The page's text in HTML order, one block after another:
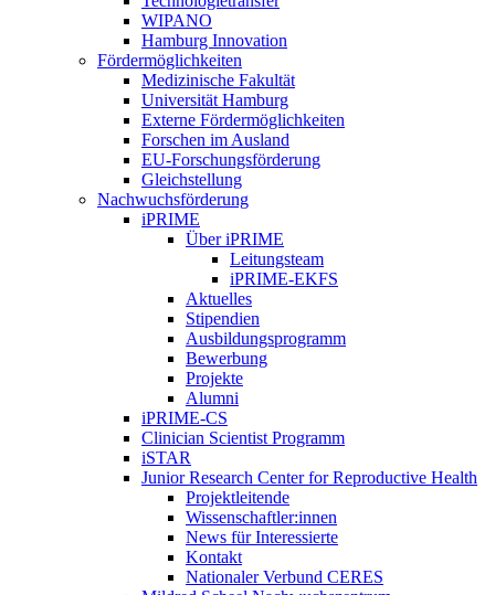
WIPANO
Hamburg Innovation
Fördermöglichkeiten
Medizinische Fakultät
Universität Hamburg
Externe Fördermöglichkeiten
Forschen im Ausland
EU-Forschungsförderung
Gleichstellung
Nachwuchsförderung
iPRIME
Über iPRIME
Leitungsteam
iPRIME-EKFS
Aktuelles
Stipendien
Ausbildungsprogramm
Bewerbung
Projekte
Alumni
iPRIME-CS
Clinician Scientist Programm
iSTAR
Junior Research Center for Reproductive Health
Projektleitende
Wissenschaftler:innen
News für Interessierte
Kontakt
Nationaler Verbund CERES